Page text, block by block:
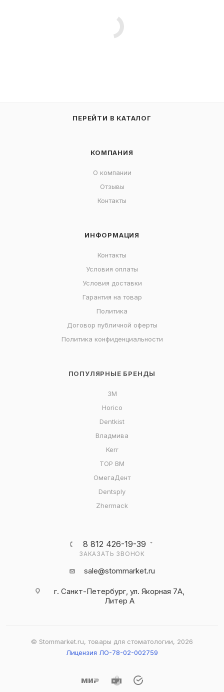
ПЕРЕЙТИ В КАТАЛОГ
КОМПАНИЯ
О компании
Отзывы
Контакты
ИНФОРМАЦИЯ
Контакты
Условия оплаты
Условия доставки
Гарантия на товар
Политика
Договор публичной оферты
Политика конфиденциальности
ПОПУЛЯРНЫЕ БРЕНДЫ
3M
Horico
Dentkist
Владмива
Kerr
ТОР ВМ
ОмегаДент
Dentsply
Zhermack
8 812 426-19-39
ЗАКАЗАТЬ ЗВОНОК
sale@stommarket.ru
г. Cанкт-Петербург, ул. Якорная 7А,
Литер А
© Stommarket.ru, товары для стоматологии, 2026
Лицензия ЛО-78-02-002759